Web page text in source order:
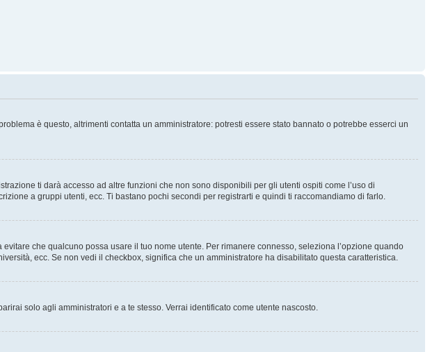
è questo, altrimenti contatta un amministratore: potresti essere stato bannato o potrebbe esserci un
ti darà accesso ad altre funzioni che non sono disponibili per gli utenti ospiti come l’uso di
a gruppi utenti, ecc. Ti bastano pochi secondi per registrarti e quindi ti raccomandiamo di farlo.
che qualcuno possa usare il tuo nome utente. Per rimanere connesso, seleziona l’opzione quando
ecc. Se non vedi il checkbox, significa che un amministratore ha disabilitato questa caratteristica.
solo agli amministratori e a te stesso. Verrai identificato come utente nascosto.